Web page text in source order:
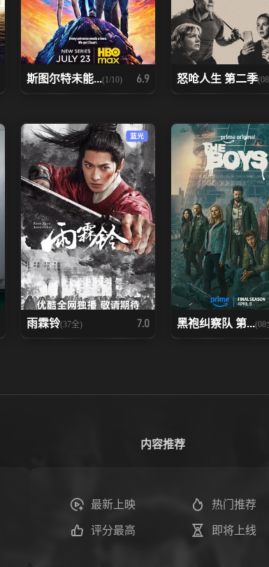
斯图尔特未能...(1/10) 6.9 怒呛人生 第二季
蓝光
雨霖铃(37全) 7.0 黑袍纠察队 第...(08
内容推荐
最新上映 热门推荐
评分最高 即将上线